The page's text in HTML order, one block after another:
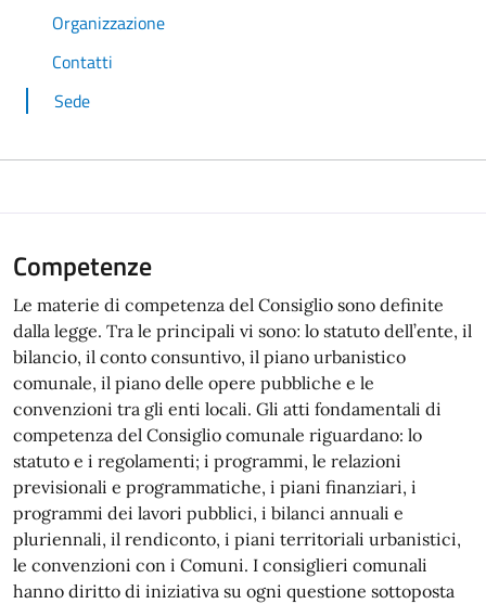
Organizzazione
Contatti
Sede
Competenze
Le materie di competenza del Consiglio sono definite
dalla legge. Tra le principali vi sonoː lo statuto dell’ente, il
bilancio, il conto consuntivo, il piano urbanistico
comunale, il piano delle opere pubbliche e le
convenzioni tra gli enti locali. Gli atti fondamentali di
competenza del Consiglio comunale riguardano: lo
statuto e i regolamenti; i programmi, le relazioni
previsionali e programmatiche, i piani finanziari, i
programmi dei lavori pubblici, i bilanci annuali e
pluriennali, il rendiconto, i piani territoriali urbanistici,
le convenzioni con i Comuni. I consiglieri comunali
hanno diritto di iniziativa su ogni questione sottoposta